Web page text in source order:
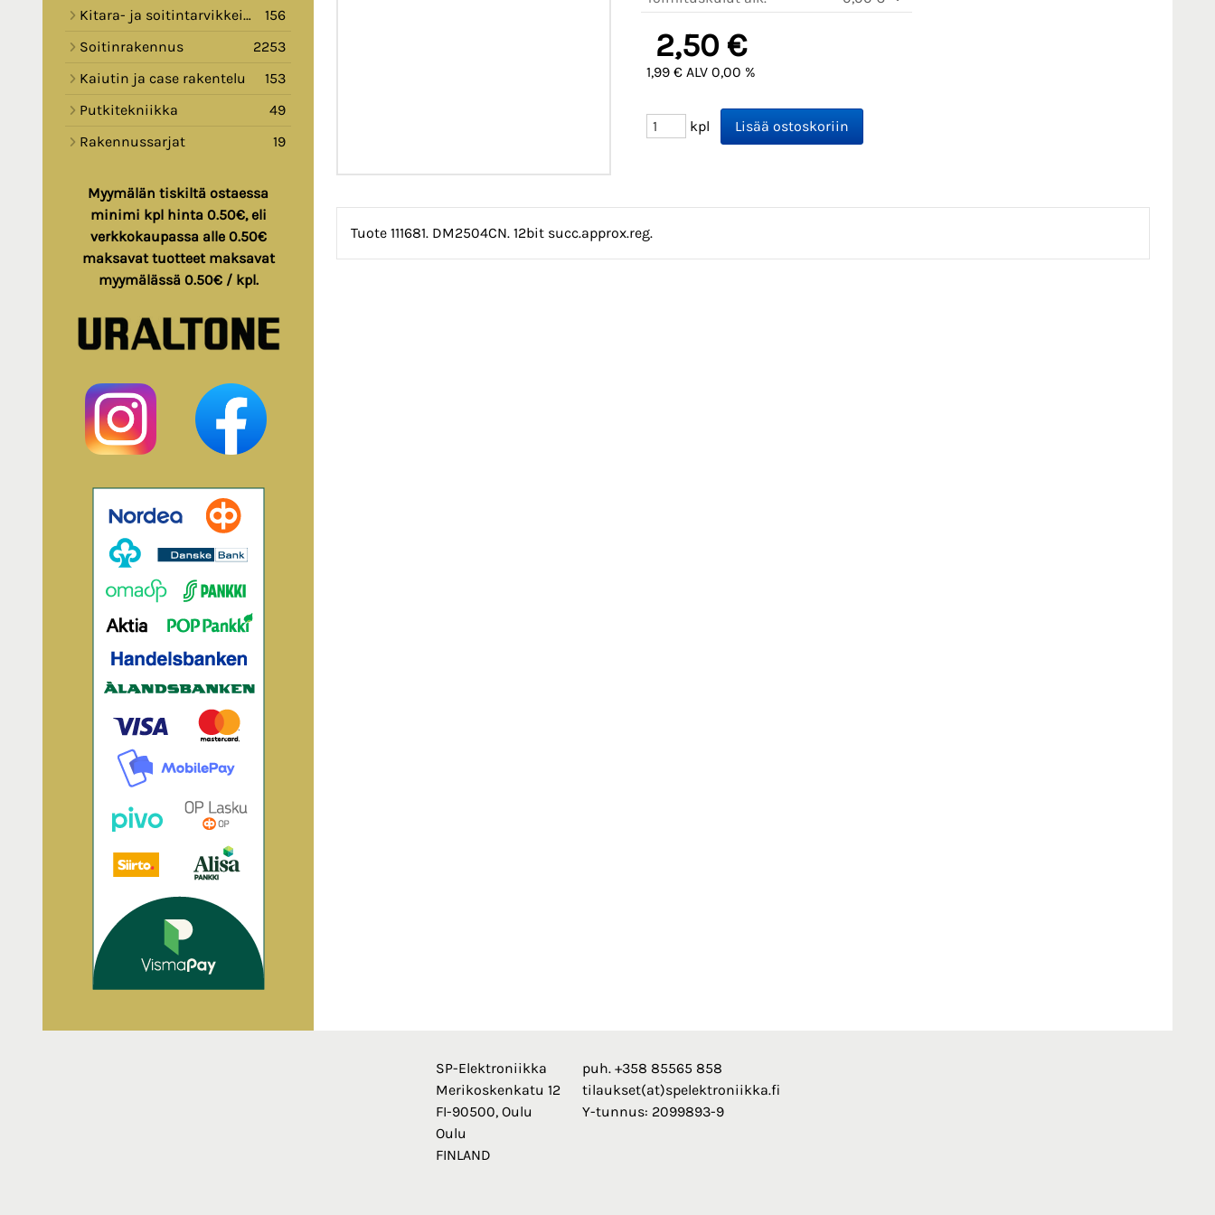
Kitara- ja soitintarvikkeita
156
Soitinrakennus
2253
Kaiutin ja case rakentelu
153
Putkitekniikka
49
Rakennussarjat
19
Myymälän tiskiltä ostaessa
minimi kpl hinta 0.50€, eli
verkkokaupassa alle 0.50€
maksavat tuotteet maksavat
myymälässä 0.50€ / kpl.
2,50 €
1,99 € ALV 0,00 %
kpl
Tuote 111681. DM2504CN. 12bit succ.approx.reg.
SP-Elektroniikka
Merikoskenkatu 12
FI-90500, Oulu
Oulu
FINLAND
puh. +358 85565 858
tilaukset(at)spelektroniikka.fi
Y-tunnus: 2099893-9